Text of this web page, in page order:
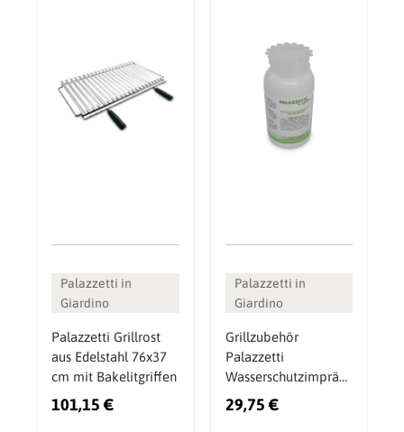
Palazzetti in
Giardino
Palazzetti Grillrost
aus Edelstahl 76x37
cm mit Bakelitgriffen
101,15 €
Palazzetti in
Giardino
Grillzubehör
Palazzetti
Wasserschutzimpräg
nierung 250 ml
29,75 €